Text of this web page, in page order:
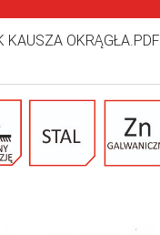
KAUSZA OKRĄGŁA.PDF